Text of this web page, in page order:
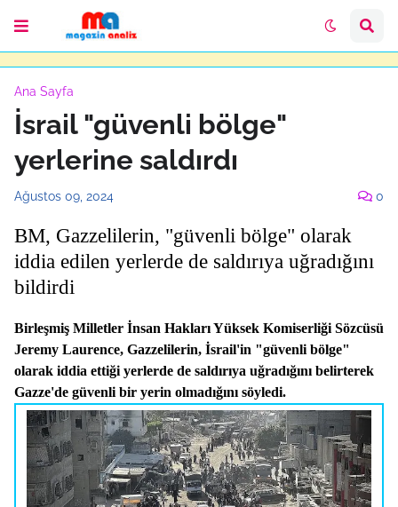
Ana Sayfa
İsrail "güvenli bölge"
yerlerine saldırdı
Ağustos 09, 2024 0
BM, Gazzelilerin, "güvenli bölge" olarak
iddia edilen yerlerde de saldırıya uğradığını
bildirdi
Birleşmiş Milletler İnsan Hakları Yüksek Komiserliği Sözcüsü
Jeremy Laurence, Gazzelilerin, İsrail'in "güvenli bölge"
olarak iddia ettiği yerlerde de saldırıya uğradığını belirterek
Gazze'de güvenli bir yerin olmadığını söyledi.